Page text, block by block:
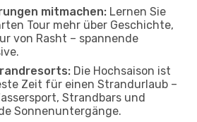
mitmachen: Lernen Sie
Tour mehr über Geschichte,
von Rasht – spannende
Die Hochsaison ist
Zeit für einen Strandurlaub –
Strandbars und
Sonnenuntergänge.